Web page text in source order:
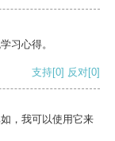
习心得。
支持[0] 反对[0]
，我可以使用它来